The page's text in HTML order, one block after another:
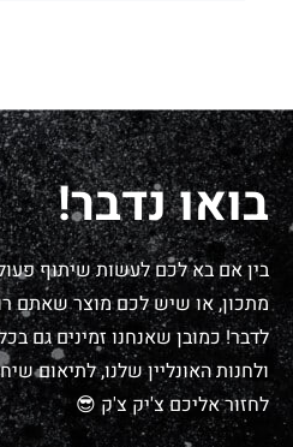
בואו נדבר!
בין אם בא לכם לעשות שיתוף
מתכון, או שיש לכם מוצר שאתם
לדבר! כמובן שאנחנו זמינים גם
ולחנות האונליין שלנו, לתיאום
לחזור אליכם צ'יק צ'ק 😎